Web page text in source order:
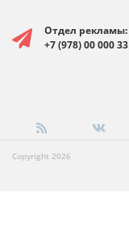
Отдел рекламы:
+7 (978) 00 000 33
Copyright 2026